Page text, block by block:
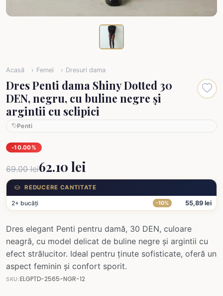
Acasă Femei Dresuri dama
Dres Penti dama Shiny Dotted 30
DEN, negru, cu buline negre și
argintii cu sclipici
Penti
-10.00%
69.00 lei62.10 lei
REDUCERE CANTITATE
2+ bucăți -10% 55,89 lei
Dres elegant Penti pentru damă, 30 DEN, culoare
neagră, cu model delicat de buline negre și argintii cu
efect strălucitor. Ideal pentru ținute sofisticate, oferă un
aspect feminin și confort sporit.
SKU:ELGPTD-2565-NGR-12